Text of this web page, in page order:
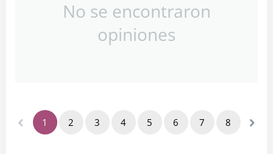
No se encontraron
opiniones
1 2 3 4 5 6 7 8